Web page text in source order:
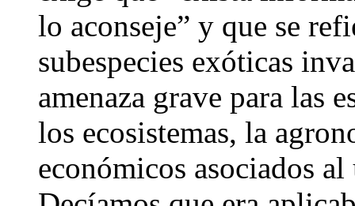
lo aconseje” y que se
subespecies exóticas
amenaza grave para las
los ecosistemas, la
económicos asociados